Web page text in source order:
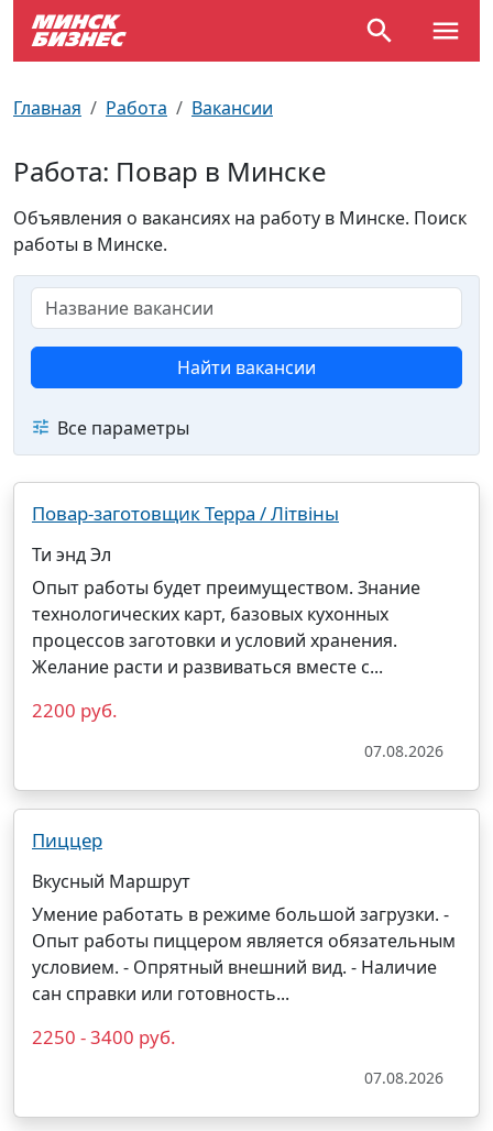
Главная Работа Вакансии
Работа: Повар в Минске
Объявления о вакансиях на работу в Минске. Поиск
работы в Минске.
Найти вакансии
Все параметры
Повар-заготовщик Терра / Лiтвiны
Ти энд Эл
Опыт работы будет преимуществом. Знание
технологических карт, базовых кухонных
процессов заготовки и условий хранения.
Желание расти и развиваться вместе с...
2200 руб.
07.08.2026
Пиццер
Вкусный Маршрут
Умение работать в режиме большой загрузки. -
Опыт работы пиццером является обязательным
условием. - Опрятный внешний вид. - Наличие
сан справки или готовность...
2250 - 3400 руб.
07.08.2026
Улицы Минска
Производственный календарь
Документы для ЗАГСа
Пробки на дорогах
Самолеты